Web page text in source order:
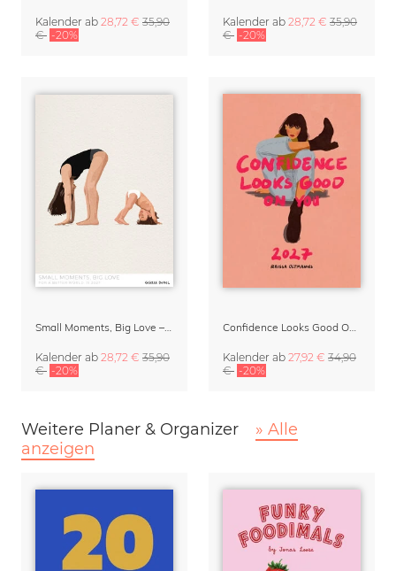
Kalender ab 28,72 € 35,90
€ -20%
Kalender ab 28,72 € 35,90
€ -20%
Small Moments, Big Love – Mutterschaftskalender von Giselle Dekel
Kalender ab 28,72 € 35,90
€ -20%
Confidence Looks Good On You Kalender 2027
Kalender ab 27,92 € 34,90
€ -20%
Weitere Planer & Organizer
» Alle
anzeigen